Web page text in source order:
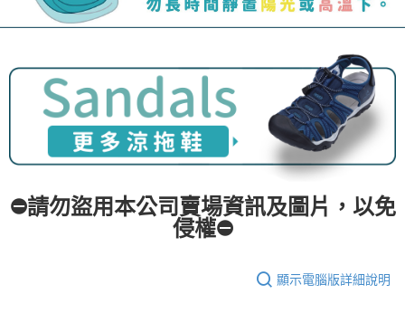
⛔請勿盜用本公司賣場資訊及圖片，以免
侵權⛔
顯示電腦版詳細說明